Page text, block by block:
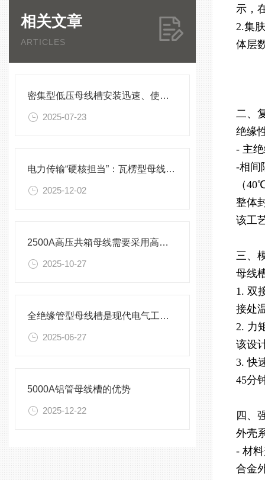
相关文章
ARTICLES
密集型低压母线槽安装迅速、使用方便
2025-07-23
电力传输“硬核担当”：瓦楞型母线槽的性能与应用之道
2025-12-02
2500A高压共箱母线需要采用高性能的绝缘材料来确保安全
2025-10-27
全绝缘管型母线槽是现代电气工程中不可少的一部分
2025-06-27
5000A铝管母线槽的优势
2025-12-22
示，
2.集
体层
二、
绝缘
- 主
-相间
（
整体
该工
三、
母线
1. 双
接处
2. 力
该设
3. 快
45分
四、
外壳
- 材
合金